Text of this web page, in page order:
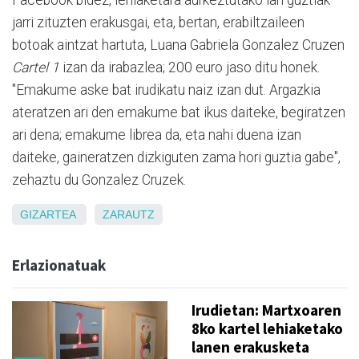
jarri zituzten erakusgai, eta, bertan, erabiltzaileen
botoak aintzat hartuta, Luana Gabriela Gonzalez Cruzen
Cartel 1 izan da irabazlea; 200 euro jaso ditu honek.
"Emakume aske bat irudikatu naiz izan dut. Argazkia
ateratzen ari den emakume bat ikus daiteke, begiratzen
ari dena; emakume librea da, eta nahi duena izan
daiteke, gaineratzen dizkiguten zama hori guztia gabe",
zehaztu du Gonzalez Cruzek.
GIZARTEA ZARAUTZ
Erlazionatuak
Irudietan: Martxoaren
8ko kartel lehiaketako
lanen erakusketa